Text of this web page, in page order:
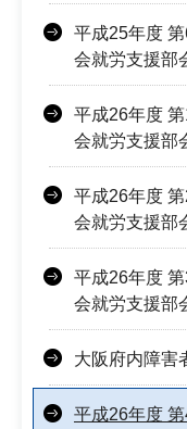
平成25年度
会就労支援部
平成26年度
会就労支援部
平成26年度
会就労支援部
平成26年度
会就労支援部
大阪府内障害
平成26年度